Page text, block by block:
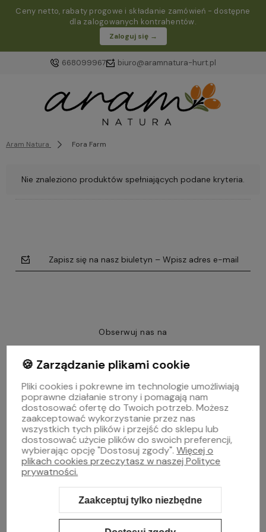
Ceny netto, rabaty progowe i składanie zamówień - dostępne
dla zalogowanych kontrahentów.
Zaloguj się →
668099967 biuro@aramnatura-hurt.pl
Aram Natura Fora Farm
Nie znaleziono produktów spełniających podane kryteria.
Zapisz się na nasz biuletyn – Wpisz adres e-mail
polityce prywatności
Obserwuj nas na
POMOC
MOJE KONTO
PŁATNOŚCI I DOSTAWA
🍪 Zarządzanie plikami cookie
Pliki cookies i pokrewne im technologie umożliwiają
poprawne działanie strony i pomagają nam
dostosować ofertę do Twoich potrzeb. Możesz
zaakceptować wykorzystanie przez nas
wszystkich tych plików i przejść do sklepu lub
dostosować użycie plików do swoich preferencji,
wybierając opcję "Dostosuj zgody". Więcej o
plikach cookies przeczytasz w naszej Polityce
prywatności.
Zaakceptuj tylko niezbędne